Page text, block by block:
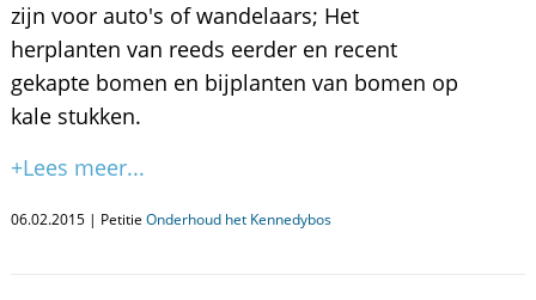
zijn voor auto's of wandelaars; Het
herplanten van reeds eerder en recent
gekapte bomen en bijplanten van bomen op
kale stukken.
+Lees meer...
06.02.2015 | Petitie Onderhoud het Kennedybos